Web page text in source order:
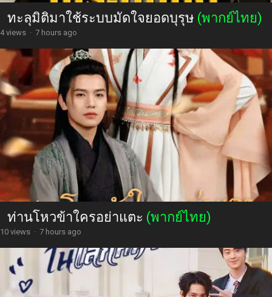
ทะลุมิติมาใช้ระบบมัดใจยอดบุรุษ (พากย์ไทย)
4 views · 7 hours ago
ท่านโหวข้าใครอย่าแตะ (พากย์ไทย)
10 views · 7 hours ago